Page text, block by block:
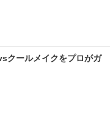
クールメイクをプロがガ